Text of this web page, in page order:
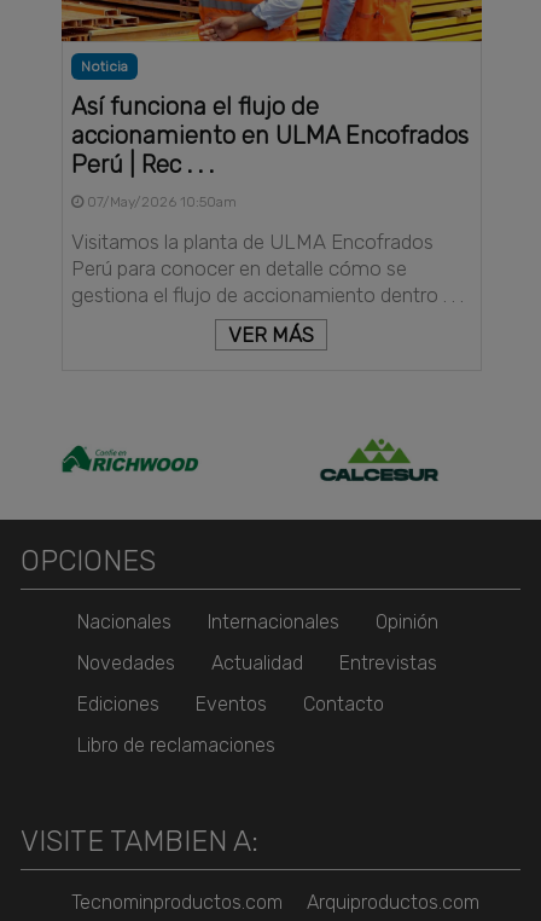
Noticia
Así funciona el flujo de
accionamiento en ULMA Encofrados
Perú | Rec . . .
07/May/2026 10:50am
Visitamos la planta de ULMA Encofrados
Perú para conocer en detalle cómo se
gestiona el flujo de accionamiento dentro . . .
VER MÁS
OPCIONES
Nacionales Internacionales
Opinión
Novedades
Actualidad
Entrevistas
Ediciones
Eventos
Contacto
Libro de reclamaciones
VISITE TAMBIEN A:
Tecnominproductos.com Arquiproductos.com